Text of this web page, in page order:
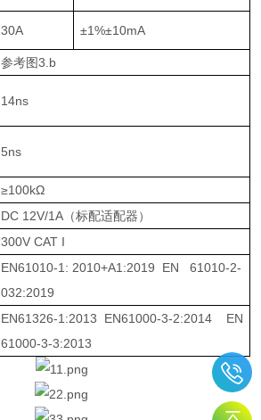
30A ±1%±10mA
参考图3.b
14ns
5ns
≥100kΩ
DC 12V/1A （标配适配器）
300V CAT I
EN61010-1: 2010+A1:2019 EN 61010-2-
032:2019
EN61326-1:2013 EN61000-3-2:2014 EN
61000-3-3:2013